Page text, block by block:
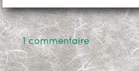
1 commentaire